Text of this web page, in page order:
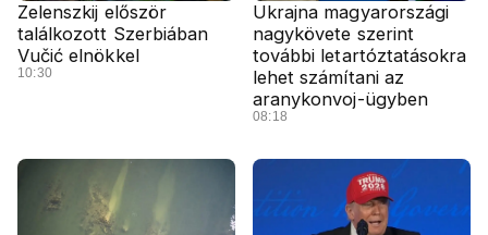
Zelenszkij először
találkozott Szerbiában
Vučić elnökkel
10:30
Ukrajna magyarországi
nagykövete szerint
további letartóztatásokra
lehet számítani az
aranykonvoj-ügyben
08:18